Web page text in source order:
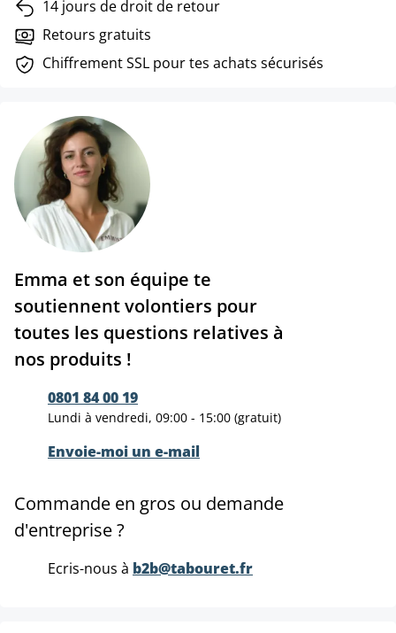
14 jours de droit de retour
Retours gratuits
Chiffrement SSL pour tes achats sécurisés
Emma et son équipe te
soutiennent volontiers pour
toutes les questions relatives à
nos produits !
0801 84 00 19
Lundi à vendredi, 09:00 - 15:00 (gratuit)
Envoie-moi un e-mail
Commande en gros ou demande
d'entreprise ?
Ecris-nous à b2b@tabouret.fr